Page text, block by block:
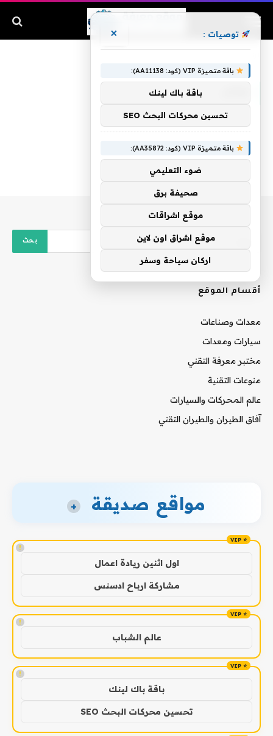
أقسام الموقع
معدات وصناعات
سيارات ومعدات
مختبر معرفة التقني
منوعات التقنية
عالم المحركات والسيارات
آفاق الطيران والطيران التقني
مواقع صديقة +
!
اول اثنين ريادة اعمال
مشاركة ارباح ادسنس
!
عالم الشباب
!
باقة باك لينك
تحسين محركات البحث SEO
توصيات : ×
باقة متميزة VIP (كود: AA11138):
باقة باك لينك
تحسين محركات البحث SEO
باقة متميزة VIP (كود: AA35872):
ضوء التعليمي
صحيفة برق
موقع اشراقات
موقع اشراق اون لاين
اركان سياحة وسفر